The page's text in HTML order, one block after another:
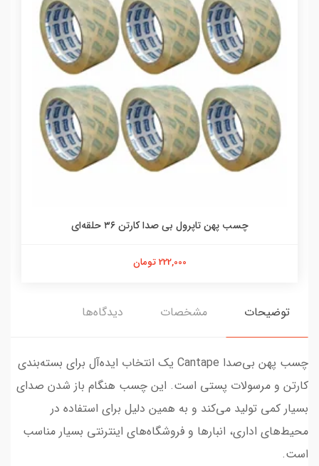
چسب پهن تاپرول بی صدا کارتن ۳۶ حلقه‌ای
222,000 تومان
توضیحات مشخصات دیدگاه‌ها
چسب پهن بی‌صدا Cantape یک انتخاب ایده‌آل برای بسته‌بندی
کارتن و مرسولات پستی است. این چسب هنگام باز شدن صدای
بسیار کمی تولید می‌کند و به همین دلیل برای استفاده در
محیط‌های اداری، انبارها و فروشگاه‌های اینترنتی بسیار مناسب
است.